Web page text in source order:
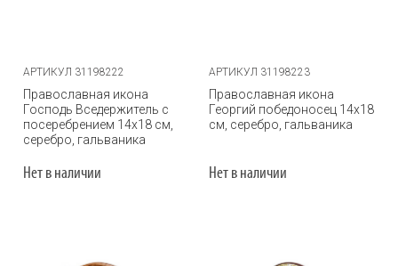
АРТИКУЛ 31198222
Православная икона
Господь Вседержитель с
посеребрением 14х18 см,
серебро, гальваника
Нет в наличии
АРТИКУЛ 31198223
Православная икона
Георгий победоносец 14х18
см, серебро, гальваника
Нет в наличии